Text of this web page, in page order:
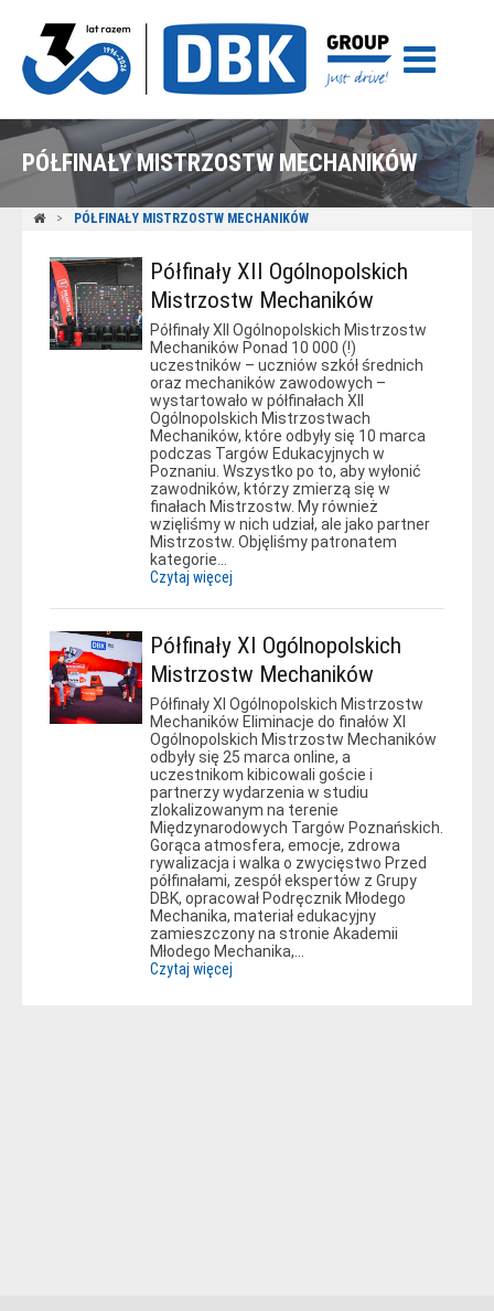
PÓŁFINAŁY MISTRZOSTW MECHANIKÓW
PÓŁFINAŁY MISTRZOSTW MECHANIKÓW
Półfinały XII Ogólnopolskich
Mistrzostw Mechaników
Półfinały XII Ogólnopolskich Mistrzostw
Mechaników Ponad 10 000 (!)
uczestników – uczniów szkół średnich
oraz mechaników zawodowych –
wystartowało w półfinałach XII
Ogólnopolskich Mistrzostwach
Mechaników, które odbyły się 10 marca
podczas Targów Edukacyjnych w
Poznaniu. Wszystko po to, aby wyłonić
zawodników, którzy zmierzą się w
finałach Mistrzostw. My również
wzięliśmy w nich udział, ale jako partner
Mistrzostw. Objęliśmy patronatem
kategorie…
Czytaj więcej
Półfinały XI Ogólnopolskich
Mistrzostw Mechaników
Półfinały XI Ogólnopolskich Mistrzostw
Mechaników Eliminacje do finałów XI
Ogólnopolskich Mistrzostw Mechaników
odbyły się 25 marca online, a
uczestnikom kibicowali goście i
partnerzy wydarzenia w studiu
zlokalizowanym na terenie
Międzynarodowych Targów Poznańskich.
Gorąca atmosfera, emocje, zdrowa
rywalizacja i walka o zwycięstwo Przed
półfinałami, zespół ekspertów z Grupy
DBK, opracował Podręcznik Młodego
Mechanika, materiał edukacyjny
zamieszczony na stronie Akademii
Młodego Mechanika,…
Czytaj więcej